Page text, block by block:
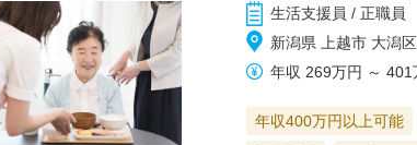
生活支援員 / 正職員
新潟県 上越市 大潟
年収 269万円 ～401
年収400万円以上可能